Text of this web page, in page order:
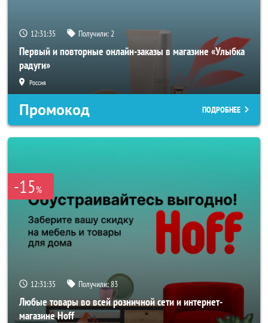
12:31:33 Получили:2
Первый и повторные онлайн-заказы в магазине «Улыбка
радуги»
Россия
Промокод ПОДРОБНЕЕ
-15%
12:31:33 Получили:83
Любые товары во всей розничной сети и интернет-
магазине Hoff